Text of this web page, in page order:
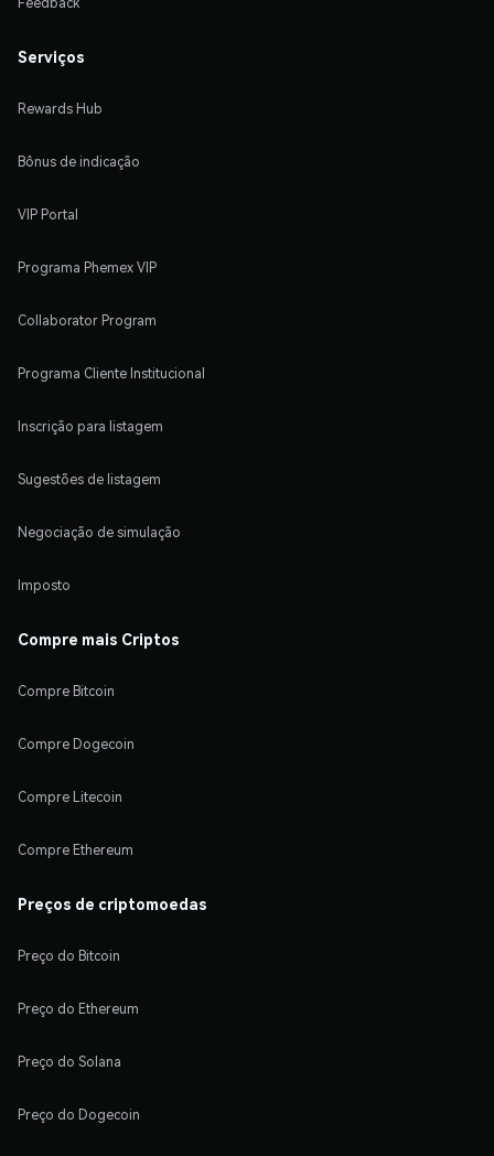
Serviços
Rewards Hub
Bônus de indicação
VIP Portal
Programa Phemex VIP
Collaborator Program
Programa Cliente Institucional
Inscrição para listagem
Sugestões de listagem
Negociação de simulação
Imposto
Compre mais Criptos
Compre Bitcoin
Compre Dogecoin
Compre Litecoin
Compre Ethereum
Preços de criptomoedas
Preço do Bitcoin
Preço do Ethereum
Preço do Solana
Preço do Dogecoin